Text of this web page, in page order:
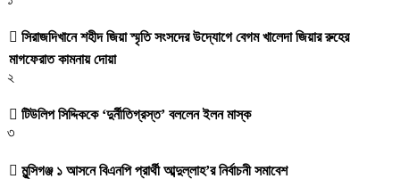
সিরাজদিখানে শহীদ জিয়া স্মৃতি সংসদের উদ্যোগে বেগম খালেদা জিয়ার রুহের
মাগফেরাত কামনায় দোয়া
২
টিউলিপ সিদ্দিককে ‘দুর্নীতিগ্রস্ত’ বললেন ইলন মাস্ক
৩
মুন্সিগঞ্জ ১ আসনে বিএনপি প্রার্থী আব্দুল্লাহ’র নির্বাচনী সমাবেশ